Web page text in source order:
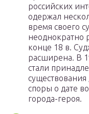
российских
одержал
время своего
неоднократно
конце 18 в.
расширена. В
стали
споры о дате
города-героя.